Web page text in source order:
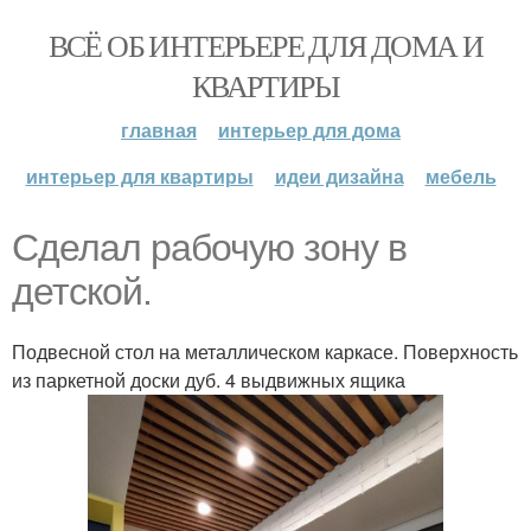
ВСЁ ОБ ИНТЕРЬЕРЕ ДЛЯ ДОМА И
КВАРТИРЫ
главная
интерьер для дома
интерьер для квартиры
идеи дизайна мебель
Сделал рабочую зону в
детской.
Подвесной стол на металлическом каркасе. Поверхность
из паркетной доски дуб. 4 выдвижных ящика